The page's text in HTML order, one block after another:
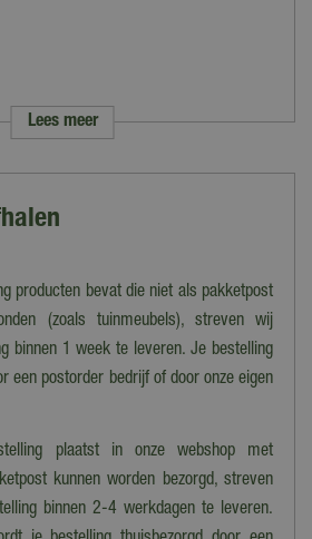
Lees meer
producten bevat die niet als pakketpost
(zoals tuinmeubels), streven wij
binnen 1 week te leveren. Je bestelling
een postorder bedrijf of door onze eigen
plaatst in onze webshop met
kunnen worden bezorgd, streven
binnen 2-4 werkdagen te leveren.